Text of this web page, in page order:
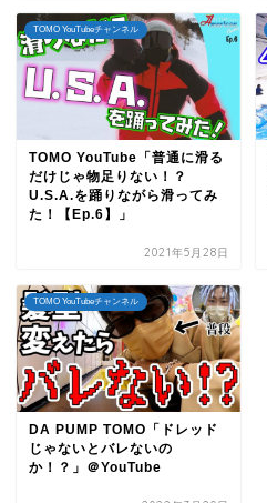
TOMO YouTubeチャンネル
TOMO YouTube「普通に滑る
だけじゃ物足りない！？
U.S.A.を踊りながら滑ってみ
た！【Ep.6】」
2021年5月28日
TOMO YouTubeチャンネル
DA PUMP TOMO「ドレッド
じゃないとバレないの
か！？」＠YouTube